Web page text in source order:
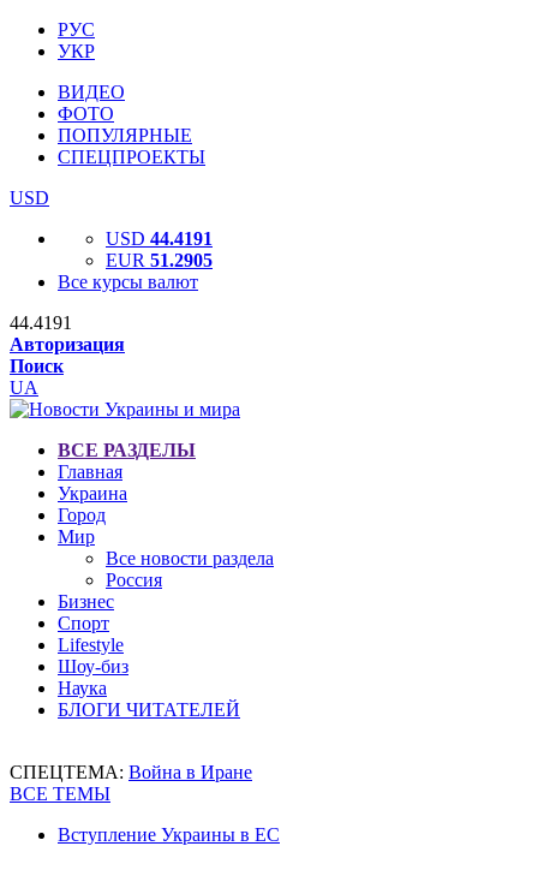
РУС
УКР
ВИДЕО
ФОТО
ПОПУЛЯРНЫЕ
СПЕЦПРОЕКТЫ
USD
USD 44.4191
EUR 51.2905
Все курсы валют
44.4191
Авторизация
Поиск
UA
ВСЕ РАЗДЕЛЫ
Главная
Украина
Город
Мир
Все новости раздела
Россия
Бизнес
Спорт
Lifestyle
Шоу-биз
Наука
БЛОГИ ЧИТАТЕЛЕЙ
СПЕЦТЕМА: Война в Иране
ВСЕ ТЕМЫ
Вступление Украины в ЕС